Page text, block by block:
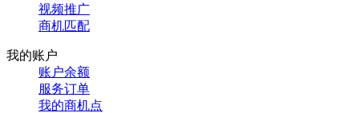
视频推广
商机匹配
我的账户
账户余额
服务订单
我的商机点